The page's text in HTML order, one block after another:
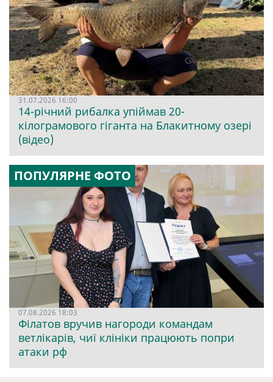
31.07.2026 16:00
14-річний рибалка упіймав 20-
кілограмового гіганта на Блакитному озері
(відео)
ПОПУЛЯРНЕ ФОТО
07.08.2026 18:03
Філатов вручив нагороди командам
ветлікарів, чиї клініки працюють попри
атаки рф